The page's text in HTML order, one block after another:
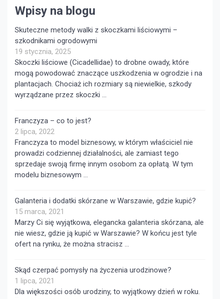
Wpisy na blogu
Skuteczne metody walki z skoczkami liściowymi –
szkodnikami ogrodowymi
19 stycznia, 2025
Skoczki liściowe (Cicadellidae) to drobne owady, które
mogą powodować znaczące uszkodzenia w ogrodzie i na
plantacjach. Chociaż ich rozmiary są niewielkie, szkody
wyrządzane przez skoczki …
Franczyza – co to jest?
2 lipca, 2022
Franczyza to model biznesowy, w którym właściciel nie
prowadzi codziennej działalności, ale zamiast tego
sprzedaje swoją firmę innym osobom za opłatą. W tym
modelu biznesowym …
Galanteria i dodatki skórzane w Warszawie, gdzie kupić?
15 marca, 2021
Marzy Ci się wyjątkowa, elegancka galanteria skórzana, ale
nie wiesz, gdzie ją kupić w Warszawie? W końcu jest tyle
ofert na rynku, że można stracisz …
Skąd czerpać pomysły na życzenia urodzinowe?
1 lipca, 2021
Dla większości osób urodziny, to wyjątkowy dzień w roku.